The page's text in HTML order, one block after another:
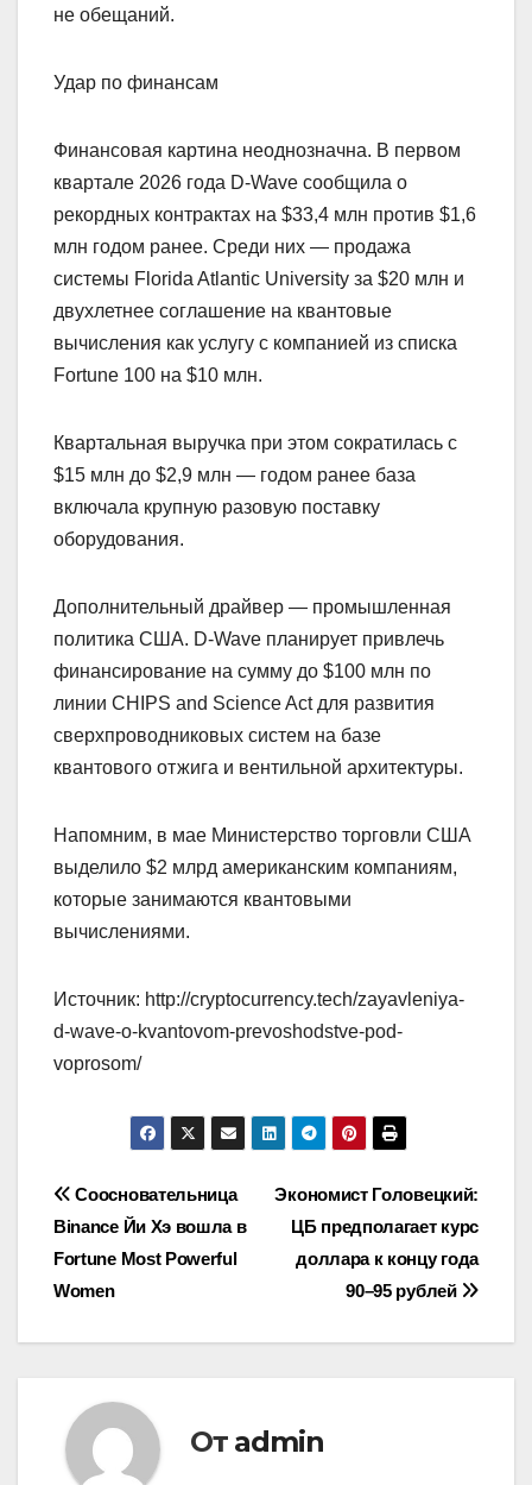
не обещаний.
Удар по финансам
Финансовая картина неоднозначна. В первом
квартале 2026 года D-Wave сообщила о
рекордных контрактах на $33,4 млн против $1,6
млн годом ранее. Среди них — продажа
системы Florida Atlantic University за $20 млн и
двухлетнее соглашение на квантовые
вычисления как услугу с компанией из списка
Fortune 100 на $10 млн.
Квартальная выручка при этом сократилась с
$15 млн до $2,9 млн — годом ранее база
включала крупную разовую поставку
оборудования.
Дополнительный драйвер — промышленная
политика США. D-Wave планирует привлечь
финансирование на сумму до $100 млн по
линии CHIPS and Science Act для развития
сверхпроводниковых систем на базе
квантового отжига и вентильной архитектуры.
Напомним, в мае Министерство торговли США
выделило $2 млрд американским компаниям,
которые занимаются квантовыми
вычислениями.
Источник: http://cryptocurrency.tech/zayavleniya-
d-wave-o-kvantovom-prevoshodstve-pod-
voprosom/
Навигация
по
записям
Экономист Головецкий:
ЦБ предполагает курс
доллара к концу года
90–95 рублей
Соосновательница
Binance Йи Хэ вошла в
Fortune Most Powerful
Women
От admin